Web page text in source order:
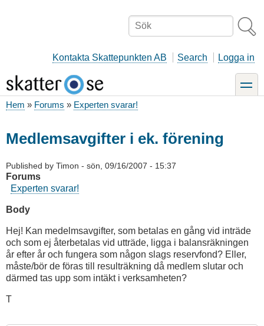
Sök
Kontakta Skattepunkten AB Search Logga in
toggle
Hem Forums Experten svarar!
Medlemsavgifter i ek. förening
Published by Timon - sön, 09/16/2007 - 15:37
Forums
Experten svarar!
Body
Hej! Kan medelmsavgifter, som betalas en gång vid inträde
och som ej återbetalas vid utträde, ligga i balansräkningen
år efter år och fungera som någon slags reservfond? Eller,
måste/bör de föras till resulträkning då medlem slutar och
därmed tas upp som intäkt i verksamheten?
T